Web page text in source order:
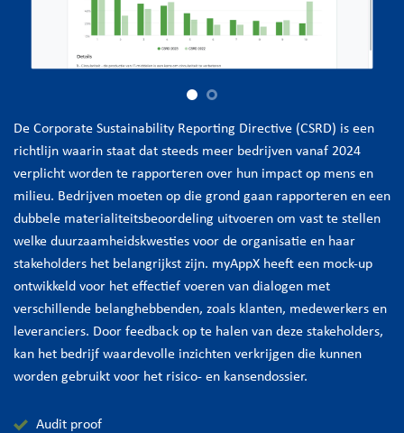
De Corporate Sustainability Reporting Directive (CSRD) is een
richtlijn waarin staat dat steeds meer bedrijven vanaf 2024
verplicht worden te rapporteren over hun impact op mens en
milieu. Bedrijven moeten op die grond gaan rapporteren en een
dubbele materialiteitsbeoordeling uitvoeren om vast te stellen
welke duurzaamheidskwesties voor de organisatie en haar
stakeholders het belangrijkst zijn. myAppX heeft een mock-up
ontwikkeld voor het effectief voeren van dialogen met
verschillende belanghebbenden, zoals klanten, medewerkers en
leveranciers. Door feedback op te halen van deze stakeholders,
kan het bedrijf waardevolle inzichten verkrijgen die kunnen
worden gebruikt voor het risico- en kansendossier.
Audit proof